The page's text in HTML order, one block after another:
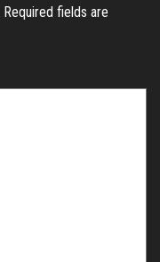
Required fields are